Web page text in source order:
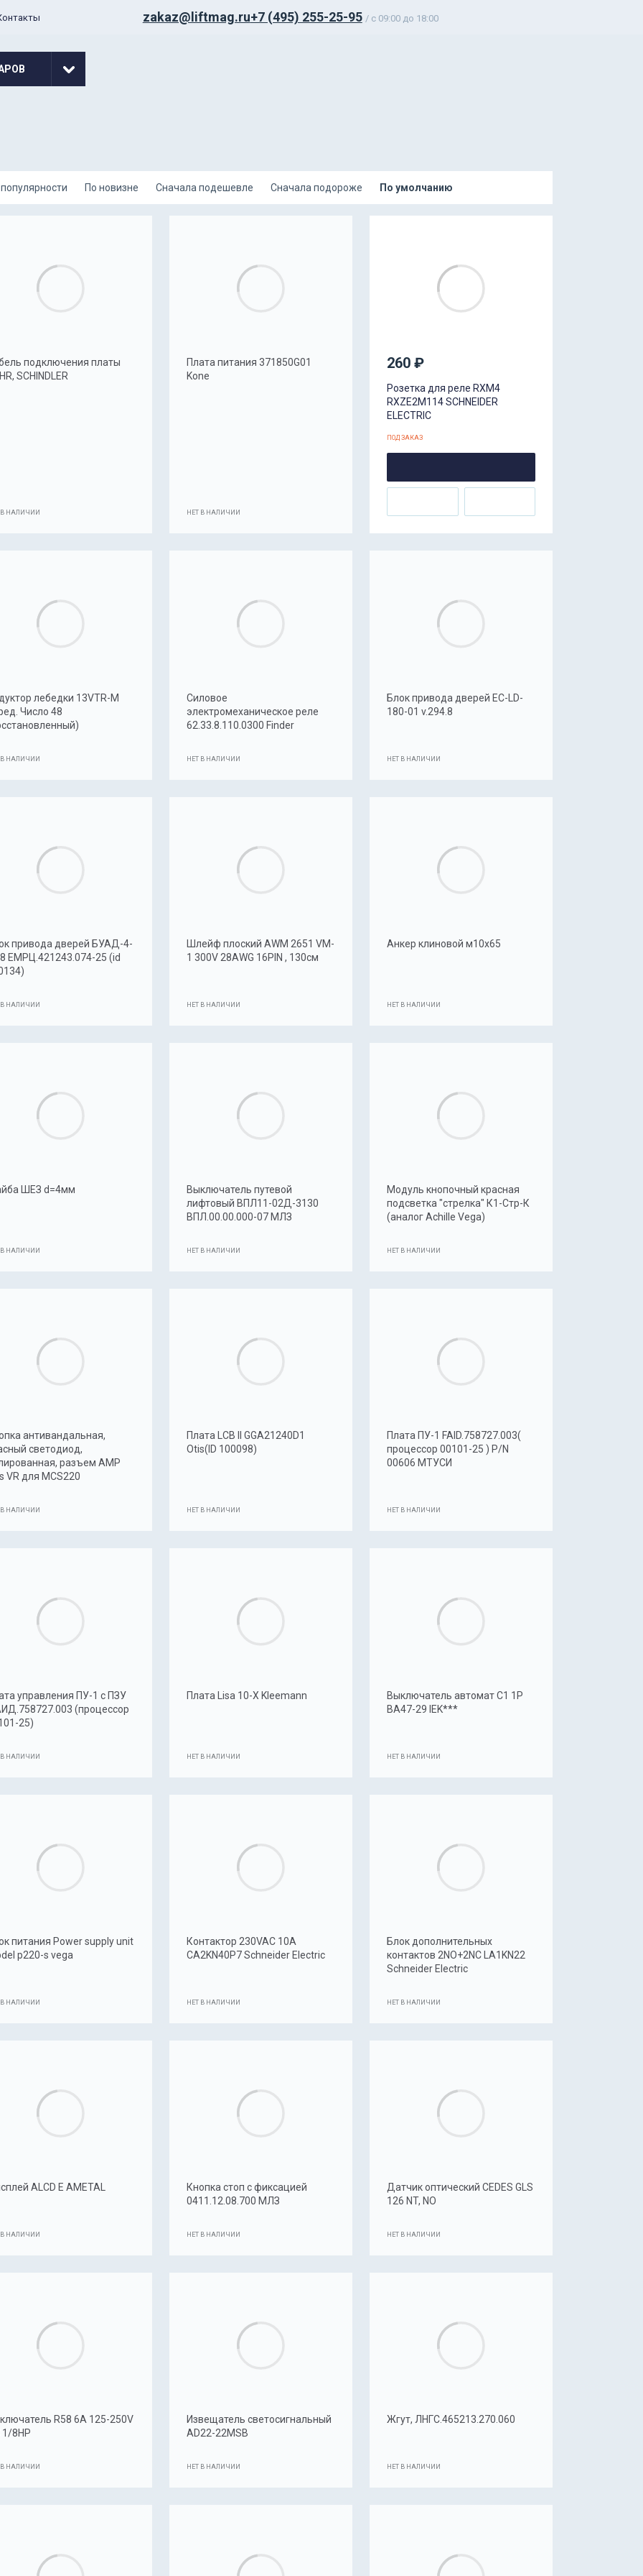
zakaz@liftmag.ru+7 (495) 255-25-95 / c 09:00 до 18:00
По новизне Сначала подешевле Сначала подороже По умолчанию
подключения платы
SCHINDLER
В НАЛИЧИИ
Плата питания 371850G01
Kone
НЕТ В НАЛИЧИИ
260 ₽
Розетка для реле RXM4
RXZE2M114 SCHNEIDER
ELECTRIC
ПОД ЗАКАЗ
лебедки 13VTR-M
Число 48
В НАЛИЧИИ
Силовое
электромеханическое реле
62.33.8.110.0300 Finder
НЕТ В НАЛИЧИИ
Блок привода дверей EC-LD-
180-01 v.294.8
НЕТ В НАЛИЧИИ
привода дверей БУАД-4-
ЕМРЦ.421243.074-25 (id
В НАЛИЧИИ
Шлейф плоский AWM 2651 VM-
1 300V 28AWG 16PIN , 130см
НЕТ В НАЛИЧИИ
Анкер клиновой м10x65
НЕТ В НАЛИЧИИ
ШЕЗ d=4мм
В НАЛИЧИИ
Выключатель путевой
лифтовый ВПЛ11-02Д-3130
ВПЛ.00.00.000-07 МЛЗ
НЕТ В НАЛИЧИИ
Модуль кнопочный красная
подсветка "стрелка" К1-Стр-К
(аналог Achille Vega)
НЕТ В НАЛИЧИИ
антивандальная,
светодиод,
разъем AMP
VR для MCS220
В НАЛИЧИИ
Плата LCB II GGA21240D1
Otis(ID 100098)
НЕТ В НАЛИЧИИ
Плата ПУ-1 FAID.758727.003(
процессор 00101-25 ) P/N
00606 МТУСИ
НЕТ В НАЛИЧИИ
управления ПУ-1 с ПЗУ
(процессор
25)
В НАЛИЧИИ
Плата Lisa 10-X Kleemann
НЕТ В НАЛИЧИИ
Выключатель автомат C1 1P
BA47-29 IEK***
НЕТ В НАЛИЧИИ
питания Power supply unit
p220-s vega
В НАЛИЧИИ
Контактор 230VAC 10А
CA2KN40P7 Schneider Electric
НЕТ В НАЛИЧИИ
Блок дополнительных
контактов 2NO+2NC LA1KN22
Schneider Electric
НЕТ В НАЛИЧИИ
ALCD E AMETAL
В НАЛИЧИИ
Кнопка стоп с фиксацией
0411.12.08.700 МЛЗ
НЕТ В НАЛИЧИИ
Датчик оптический CEDES GLS
126 NT, NO
НЕТ В НАЛИЧИИ
R58 6A 125-250V
1/8HP
В НАЛИЧИИ
Извещатель светосигнальный
AD22-22MSB
НЕТ В НАЛИЧИИ
Жгут, ЛНГС.465213.270.060
НЕТ В НАЛИЧИИ